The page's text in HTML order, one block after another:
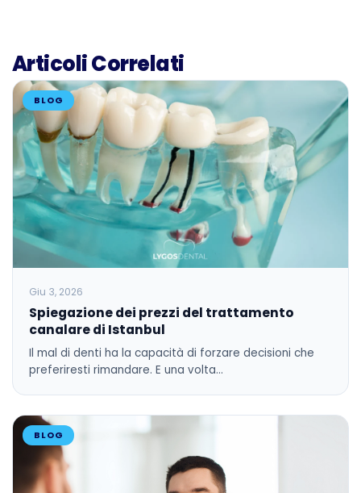
Articoli Correlati
BLOG
Giu 3, 2026
Spiegazione dei prezzi del trattamento
canalare di Istanbul
Il mal di denti ha la capacità di forzare decisioni che
preferiresti rimandare. E una volta…
BLOG